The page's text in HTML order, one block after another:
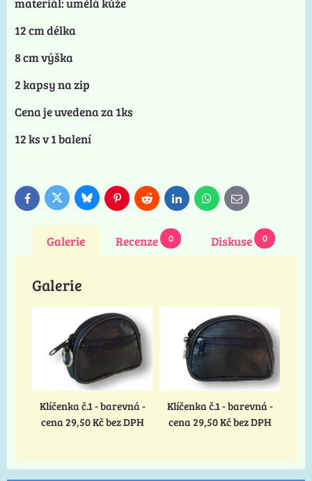
12 cm délka
8 cm výška
2 kapsy na zip
Cena je uvedena za 1ks
12 ks v 1 balení
FacebookTwitterBlueskyPinterestReddit LinkedInWhatsApp
E-
mail
Galerie Recenze 0 Diskuse 0
Galerie
Klíčenka č.1 - barevná -
cena 29,50 Kč bez DPH
Klíčenka č.1 - barevná -
cena 29,50 Kč bez DPH